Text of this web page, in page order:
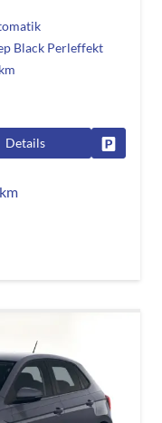
Black Perleffekt
Details